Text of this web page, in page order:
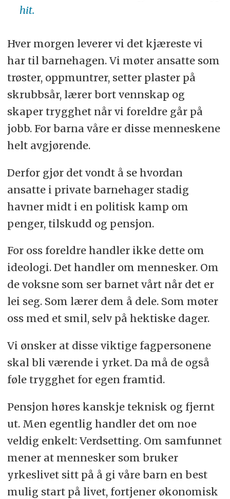
hit.
Hver morgen leverer vi det kjæreste vi
har til barnehagen. Vi møter ansatte som
trøster, oppmuntrer, setter plaster på
skrubbsår, lærer bort vennskap og
skaper trygghet når vi foreldre går på
jobb. For barna våre er disse menneskene
helt avgjørende.
Derfor gjør det vondt å se hvordan
ansatte i private barnehager stadig
havner midt i en politisk kamp om
penger, tilskudd og pensjon.
For oss foreldre handler ikke dette om
ideologi. Det handler om mennesker. Om
de voksne som ser barnet vårt når det er
lei seg. Som lærer dem å dele. Som møter
oss med et smil, selv på hektiske dager.
Vi ønsker at disse viktige fagpersonene
skal bli værende i yrket. Da må de også
føle trygghet for egen framtid.
Pensjon høres kanskje teknisk og fjernt
ut. Men egentlig handler det om noe
veldig enkelt: Verdsetting. Om samfunnet
mener at mennesker som bruker
yrkeslivet sitt på å gi våre barn en best
mulig start på livet, fortjener økonomisk